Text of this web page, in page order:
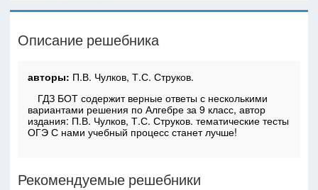
Описание решебника
авторы: П.В. Чулков, Т.С. Струков.
ГДЗ БОТ содержит верные ответы с несколькими
вариантами решения по Алгебре за 9 класс, автор
издания: П.В. Чулков, Т.С. Струков. тематические тесты
ОГЭ С нами учебный процесс станет лучше!
Рекомендуемые решебники